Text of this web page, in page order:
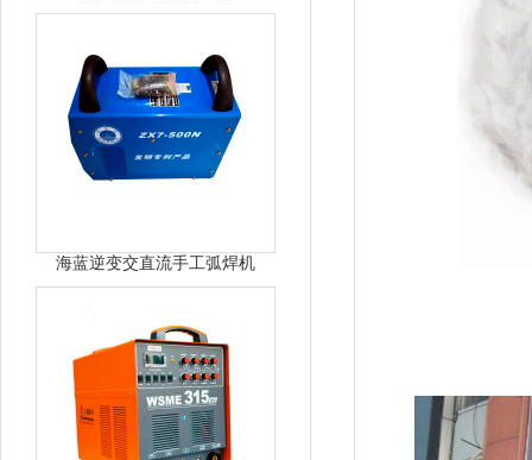
海蓝逆变交直流手工弧焊机